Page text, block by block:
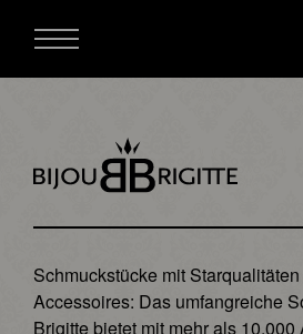
Schmuckstücke mit
Accessoires: Das umfangreiche
Brigitte bietet mit mehr als